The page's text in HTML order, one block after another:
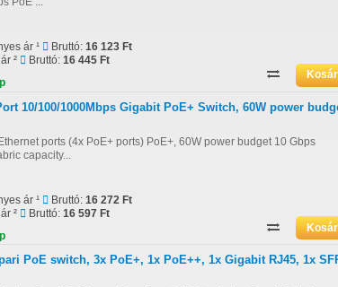
ár ¹ Bruttó: 16 123 Ft
²
Bruttó: 16 445 Ft
10/100/1000Mbps Gigabit PoE+ Switch, 60W power
ports (4x PoE+ ports) PoE+, 60W power budget 10 Gbps
capacity...
ár ¹ Bruttó: 16 272 Ft
²
Bruttó: 16 597 Ft
PoE switch, 3x PoE+, 1x PoE++, 1x Gigabit RJ45, 1x